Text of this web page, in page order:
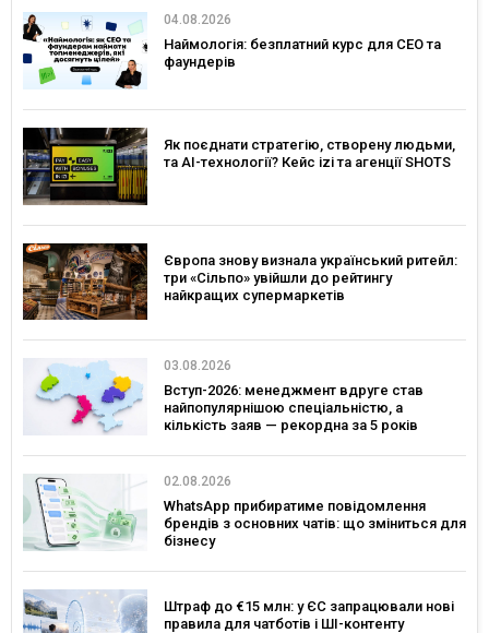
04.08.2026
Наймологія: безплатний курс для CEO та
фаундерів
Як поєднати стратегію, створену людьми,
та AI-технології? Кейс izi та агенції SHOTS
Європа знову визнала український ритейл:
три «Сільпо» увійшли до рейтингу
найкращих супермаркетів
03.08.2026
Вступ-2026: менеджмент вдруге став
найпопулярнішою спеціальністю, а
кількість заяв — рекордна за 5 років
02.08.2026
WhatsApp прибиратиме повідомлення
брендів з основних чатів: що зміниться для
бізнесу
Штраф до €15 млн: у ЄС запрацювали нові
правила для чатботів і ШІ-контенту